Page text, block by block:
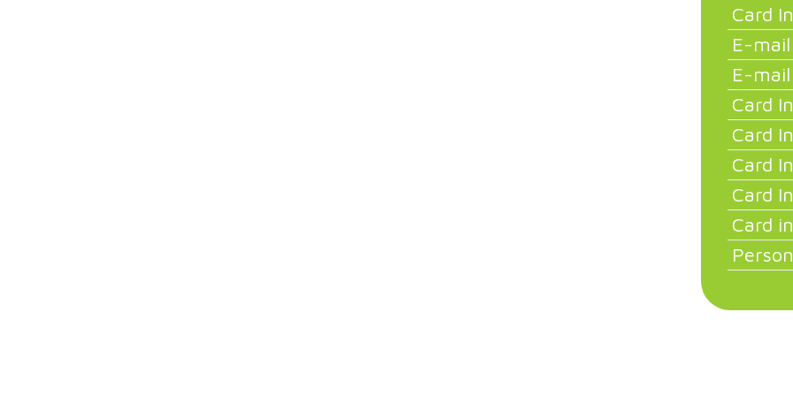
Card
E-
E-
Card
Card
Card
Card
Card